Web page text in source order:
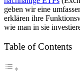
geben wir eine
erklären ihre
wie man in sie
Table of Contents